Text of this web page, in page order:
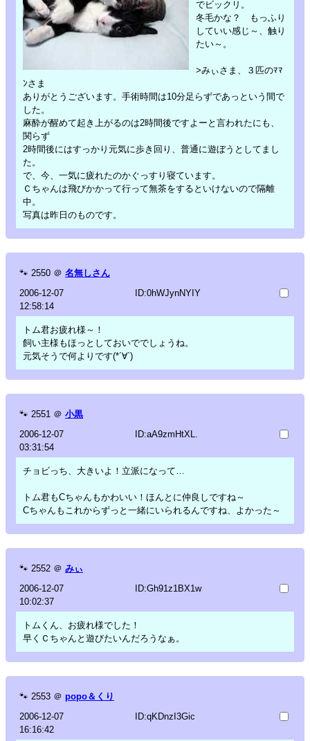
でビックリ。
冬毛かな？ もっふり
していい感じ～、触り
たい～。
>みぃさま、３匹のﾏﾏ
ﾝさま
ありがとうございます。手術時間は10分足らずであっという間で
した。
麻酔が醒めて起き上がるのは2時間後ですよーと言われたにも、
関らず
2時間後にはすっかり元気に歩き回り、普通に遊ぼうとしてまし
た。
で、今、一気に疲れたのかぐっすり寝ています。
Ｃちゃんは飛びかかって行って無茶をするといけないので隔離
中。
写真は昨日のものです。
🐾 2550 ＠ 名無しさん
2006-12-07
12:58:14
ID:0hWJynNYIY
トム君お疲れ様～！
飼い主様もほっとしておいででしょうね。
元気そうで何よりです(*´∀`)
🐾 2551 ＠ 小黒
2006-12-07
03:31:54
ID:aA9zmHtXL.
チョビっち、大きいよ！立派になって…
トム君もCちゃんもかわいい！ほんとに仲良しですね～
Cちゃんもこれからずっと一緒にいられるんですね、よかった～
🐾 2552 ＠ みぃ
2006-12-07
10:02:37
ID:Gh91z1BX1w
トムくん、お疲れ様でした！
早くＣちゃんと遊びたいんだろうなぁ。
🐾 2553 ＠ popo＆くり
2006-12-07
16:16:42
ID:qKDnzI3Gic